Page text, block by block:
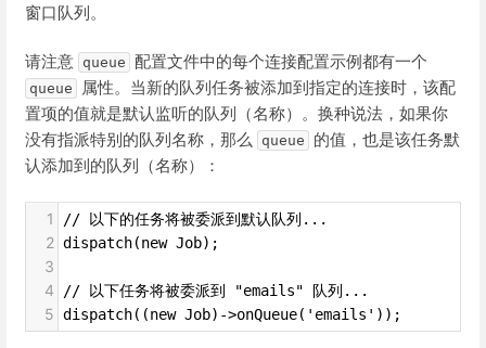
窗口队列。
请注意 queue 配置文件中的每个连接配置示例都有一个
queue
属性。当新的队列任务被添加到指定的连接时，该配
置项的值就是默认监听的队列（名称）。换种说法，如果你
没有指派特别的队列名称，那么
queue
的值，也是该任务默
认添加到的队列（名称）：
1 // 以下的任务将被委派到默认队列...
2 dispatch(new Job);
3
4
// 以下任务将被委派到 "emails" 队列...
5 dispatch((new Job)->onQueue('emails'));